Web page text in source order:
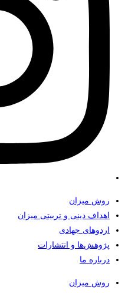
روش میزان
اهداف دینی و تربیتی میزان
اردوهای جهادی
پژوهش‌ها و انتشارات
درباره ما
روش میزان